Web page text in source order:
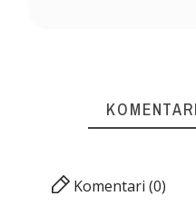
Komentari (0)